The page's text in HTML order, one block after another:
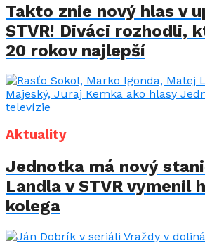
Takto znie nový hlas v
STVR! Diváci rozhodli,
20 rokov najlepší
Aktuality
Jednotka má nový
Landla v STVR vymenil
kolega